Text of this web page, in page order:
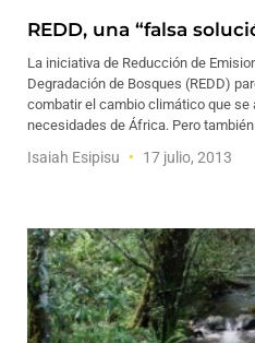
REDD, una “falsa
La iniciativa de Reducción de
Degradación de Bosques (REDD)
combatir el cambio climático que
necesidades de África. Pero
Isaiah Esipisu 17 julio, 2013